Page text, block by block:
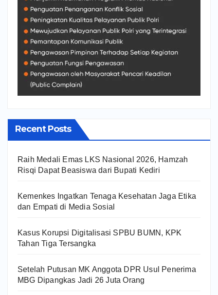
Recent Posts
Raih Medali Emas LKS Nasional 2026, Hamzah
Risqi Dapat Beasiswa dari Bupati Kediri
Kemenkes Ingatkan Tenaga Kesehatan Jaga Etika
dan Empati di Media Sosial
Kasus Korupsi Digitalisasi SPBU BUMN, KPK
Tahan Tiga Tersangka
Setelah Putusan MK Anggota DPR Usul Penerima
MBG Dipangkas Jadi 26 Juta Orang